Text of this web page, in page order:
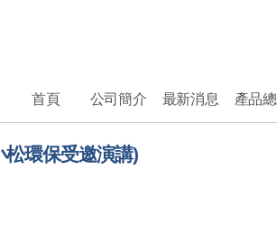
首頁 公司簡介 最新消息 產品
松環保受邀演講)